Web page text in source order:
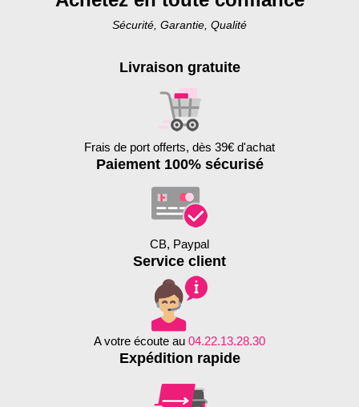
Sécurité, Garantie, Qualité
Livraison gratuite
Frais de port offerts, dès 39€ d'achat
Paiement 100% sécurisé
CB, Paypal
Service client
A votre écoute au 04.22.13.28.30
Expédition rapide